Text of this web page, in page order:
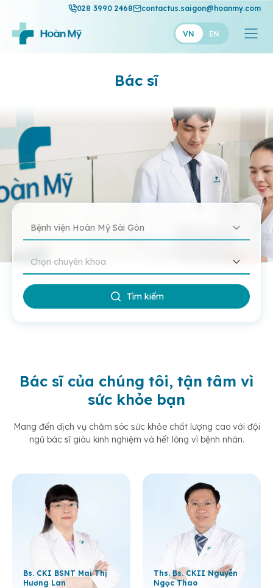
028 3990 2468 contactus.saigon@hoanmy.com
VN EN
Bác sĩ
Bệnh viện Hoàn Mỹ Sài Gòn
Chọn chuyên khoa
Tìm kiếm
Bác sĩ của chúng tôi, tận tâm vì
sức khỏe bạn
Mang đến dịch vụ chăm sóc sức khỏe chất lượng cao với đội
ngũ bác sĩ giàu kinh nghiệm và hết lòng vì bệnh nhân.
Bs. CKI BSNT Mai Thị
Hương Lan
Ths. Bs. CKII Nguyễn
Ngọc Thao